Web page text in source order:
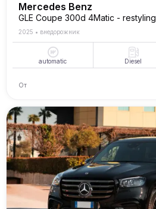
Mercedes Benz
GLE Coupe 300d 4Matic - restyling
2025 • внедорожник
automatic Diesel
От